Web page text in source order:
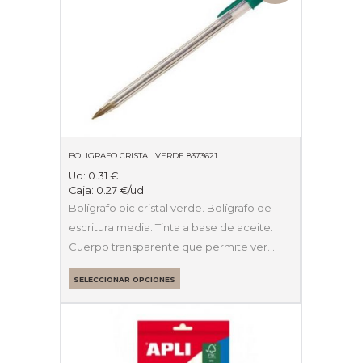
BOLIGRAFO CRISTAL VERDE 8373621
Ud: 0.31 €
Caja: 0.27 €/ud
Bolígrafo bic cristal verde. Bolígrafo de
escritura media. Tinta a base de aceite.
Cuerpo transparente que permite ver…
SELECCIONAR OPCIONES